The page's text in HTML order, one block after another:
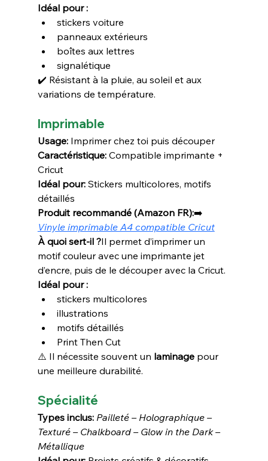
Idéal pour :
stickers voiture
panneaux extérieurs
boîtes aux lettres
signalétique
✔️ Résistant à la pluie, au soleil et aux
variations de température.
Imprimable
Usage: Imprimer chez toi puis découper
Caractéristique: Compatible imprimante +
Cricut
Idéal pour: Stickers multicolores, motifs
détaillés
Produit recommandé (Amazon FR):➡️
Vinyle imprimable A4 compatible Cricut
À quoi sert-il ?Il permet d’imprimer un
motif couleur avec une imprimante jet
d’encre, puis de le découper avec la Cricut.
Idéal pour :
stickers multicolores
illustrations
motifs détaillés
Print Then Cut
⚠️ Il nécessite souvent un laminage pour
une meilleure durabilité.
Spécialité
Types inclus: Pailleté – Holographique –
Texturé – Chalkboard – Glow in the Dark –
Métallique